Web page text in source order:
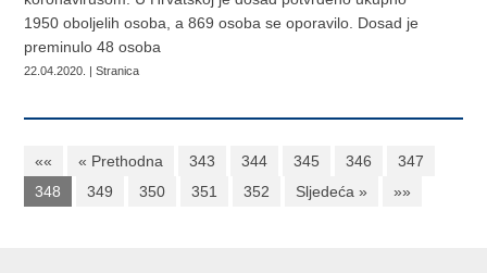
1950 oboljelih osoba, a 869 osoba se oporavilo. Dosad je
preminulo 48 osoba
22.04.2020. | Stranica
«« « Prethodna 343 344 345 346
347
348
349 350 351 352 Sljedeća » »»